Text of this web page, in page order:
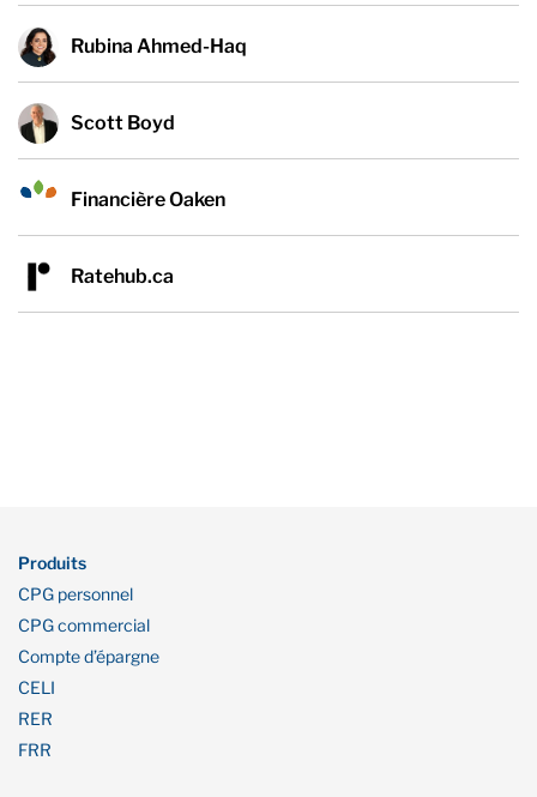
Rubina Ahmed-Haq
Scott Boyd
Financière Oaken
Ratehub.ca
Produits
CPG personnel
CPG commercial
Compte d’épargne
CELI
RER
FRR